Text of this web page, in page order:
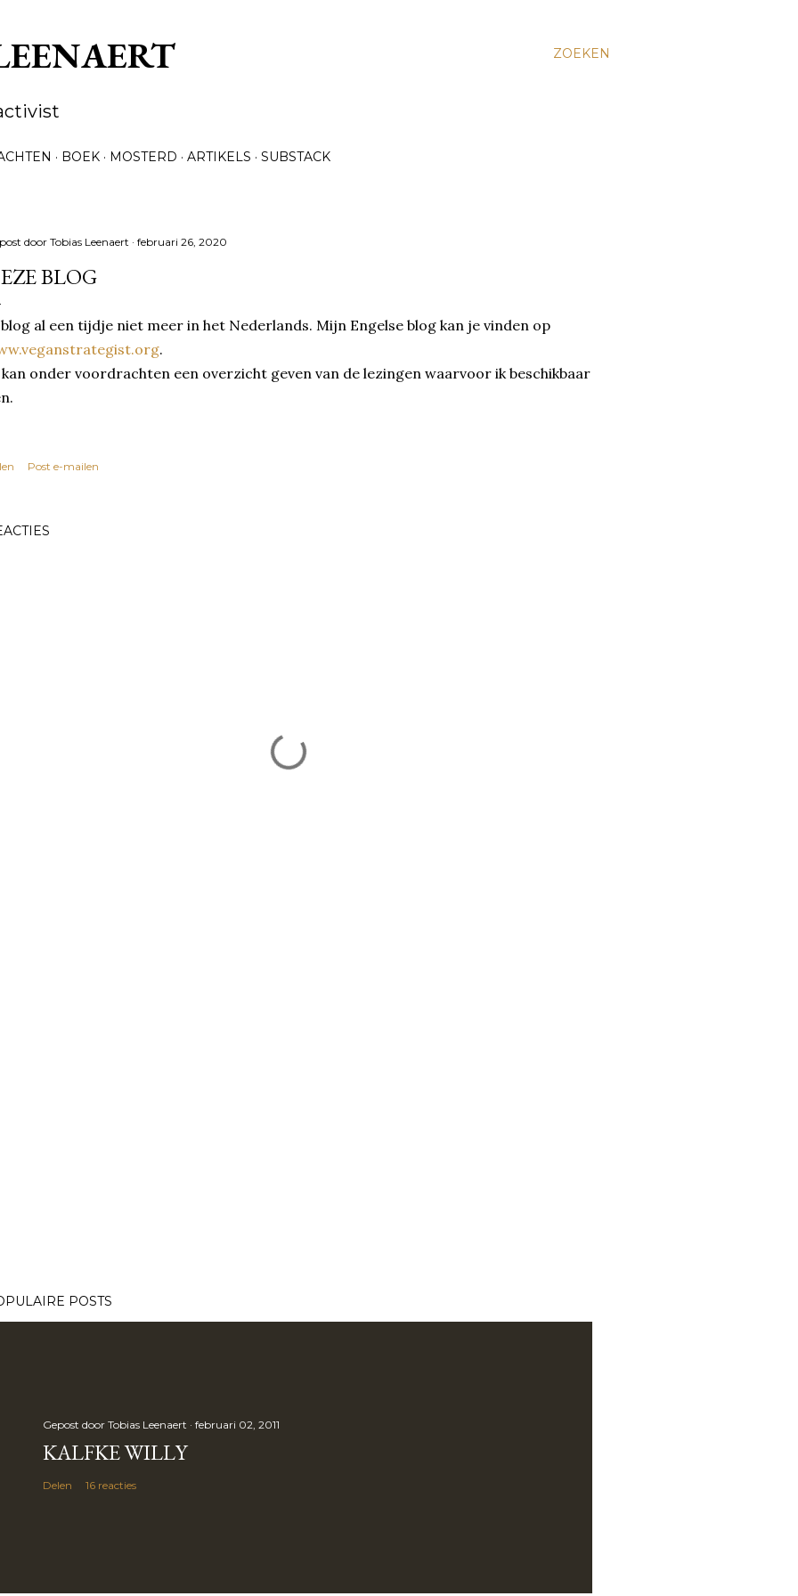
ZOEKEN
BOEK MOSTERD ARTIKELS SUBSTACK
door Tobias Leenaert februari 26, 2020
BLOG
al een tijdje niet meer in het Nederlands. Mijn Engelse blog kan je vinden op
.
kan onder voordrachten een overzicht geven van de lezingen waarvoor ik beschikbaar
Post e-mailen
POSTS
Gepost door Tobias Leenaert februari 02, 2011
KALFKE WILLY
Delen 16 reacties